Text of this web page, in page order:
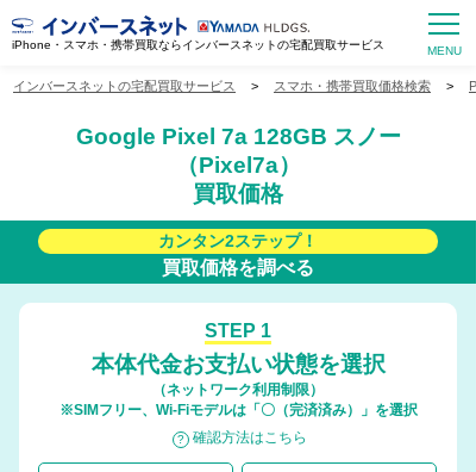
iPhone・スマホ・携帯買取ならインバースネットの宅配買取サービス
インバースネットの宅配買取サービス > スマホ・携帯買取価格検索 >
Google Pixel 7a 128GB スノー
（Pixel7a）
買取価格
カンタン2ステップ！
買取価格を調べる
STEP 1
本体代金お支払い状態を選択
（ネットワーク利用制限）
※SIMフリー、Wi-Fiモデルは「〇（完済済み）」を選択
確認方法はこちら